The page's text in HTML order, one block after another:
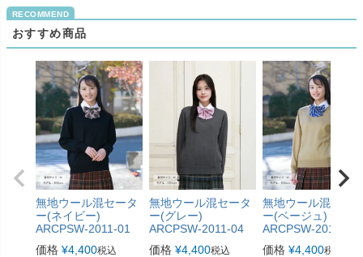
おすすめ商品
無地ウール混セータ
ー(ネイビー)
ARCPSW-2011-01
価格 ¥4,400税込
無地ウール混セータ
ー(グレー)
ARCPSW-2011-04
価格 ¥4,400税込
無地ウール混セー
ー(ベージュ)
ARCPSW-2011-05
価格 ¥4,400税込